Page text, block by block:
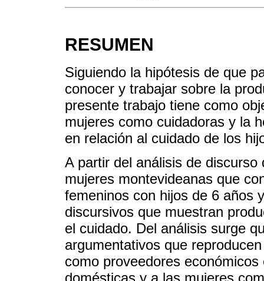
RESUMEN
Siguiendo la hipótesis de que
conocer y trabajar sobre la
presente trabajo tiene como
mujeres como cuidadoras y la
en relación al cuidado de los
A partir del análisis de
mujeres montevideanas que
femeninos con hijos de 6 años
discursivos que muestran
el cuidado. Del análisis surge
argumentativos que
como proveedores
domésticas y a las mujeres